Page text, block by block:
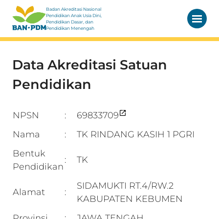
Badan Akreditasi Nasional
Pendidikan Anak Usia Dini,
Pendidikan Dasar, dan
Pendidikan Menengah
Data Akreditasi Satuan
Pendidikan
NPSN :
69833709
Nama
:
TK RINDANG KASIH 1 PGRI
Bentuk
Pendidikan
: TK
Alamat :
SIDAMUKTI RT.4/RW.2
KABUPATEN KEBUMEN